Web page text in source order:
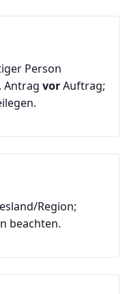
Person
Antrag vorAuftrag;
Region;
beachten.